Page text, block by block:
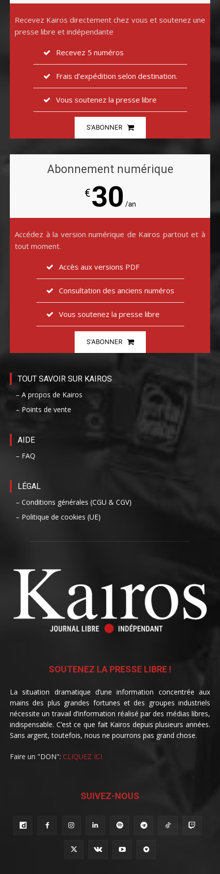
Recevez Kairos directement chez vous et soutenez une
presse libre et indépendante
Recevez 5 numéros
Frais d’expédition selon destination.
Vous soutenez la presse libre
S'ABONNER
Abonnement numérique
€30 /an
Accédez à la version numérique de Kairos partout et à
tout moment.
Accès aux versions PDF
Consultation des anciens numéros
Vous soutenez la presse libre
S'ABONNER
TOUT SAVOIR SUR KAIROS
– A propos de Kairos
– Points de vente
AIDE
– FAQ
LÉGAL
– Conditions générales (CGU & CGV)
– Politique de cookies (UE)
SOUTENEZ LA PRESSE LIBRE !
La situation dramatique d’une information concentrée aux
mains des plus grandes fortunes et des groupes industriels
nécessite un travail d’information réalisé par des médias libres,
indispensable. C’est ce que fait Kairos depuis plusieurs années.
Sans argent, toutefois, nous ne pourrons pas grand chose.
Faire un "DON": CLIQUEZ ICI
SUIVEZ-NOUS